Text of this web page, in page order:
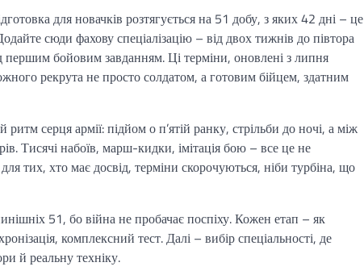
для новачків розтягується на 51 добу, з яких 42 дні – це
сюди фахову спеціалізацію – від двох тижнів до півтора
бойовим завданням. Ці терміни, оновлені з липня
рекрута не просто солдатом, а готовим бійцем, здатним
серця армії: підйом о п’ятій ранку, стрільби до ночі, а між
Тисячі набоїв, марш-кидки, імітація бою – все це не
тих, хто має досвід, терміни скорочуються, ніби турбіна, що
51, бо війна не пробачає поспіху. Кожен етап – як
комплексний тест. Далі – вибір спеціальності, де
й реальну техніку.